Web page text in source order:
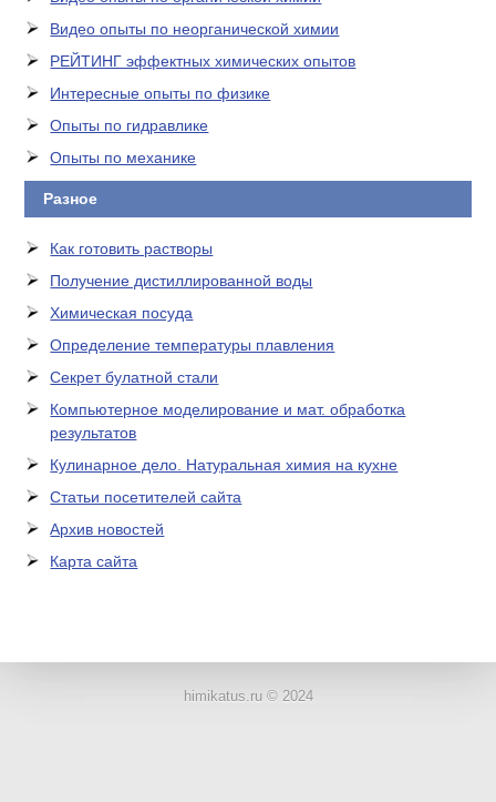
Видео опыты по неорганической химии
РЕЙТИНГ эффектных химических опытов
Интересные опыты по физике
Опыты по гидравлике
Опыты по механике
Разное
Как готовить растворы
Получение дистиллированной воды
Химическая посуда
Определение температуры плавления
Секрет булатной стали
Компьютерное моделирование и мат. обработка
результатов
Кулинарное дело. Натуральная химия на кухне
Статьи посетителей сайта
Архив новостей
Карта сайта
himikatus.ru © 2024